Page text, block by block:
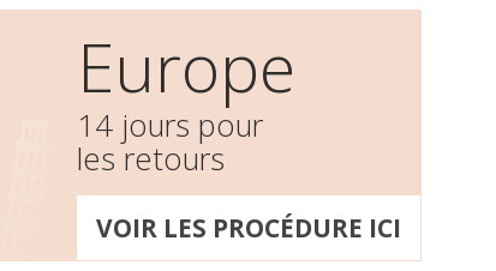
Europe
14 jours pour
les retours
VOIR LES PROCÉDURE ICI